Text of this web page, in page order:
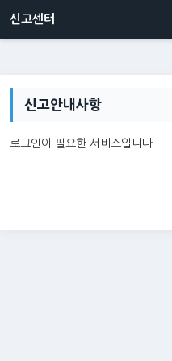
신고센터
신고센터
신고안내사항
로그인이 필요한 서비스입니다.